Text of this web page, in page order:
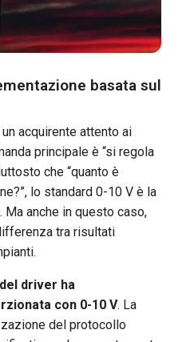
basata sul
acquirente attento ai
principale è “si regola
che “quanto è
lo standard 0-10 V è la
anche in questo caso,
tra risultati
driver ha
con 0-10 V. La
del protocollo